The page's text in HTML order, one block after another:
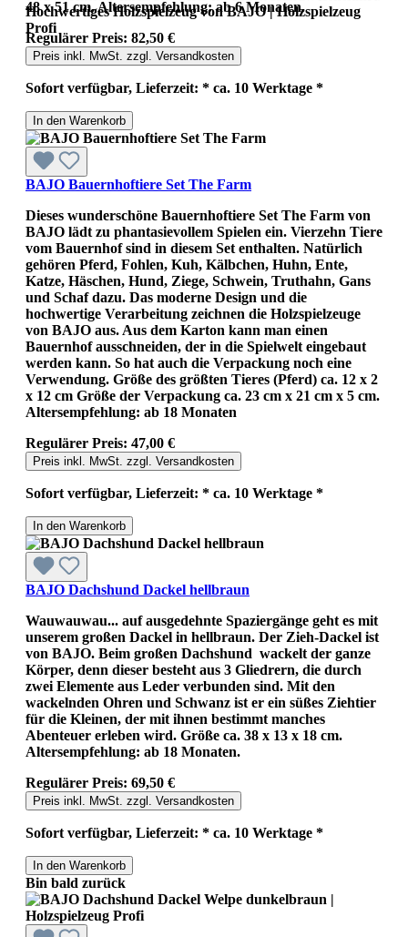
Hochwertiges Holzspielzeug von BAJO | Holzspielzeug
Profi
48 x 51 cm. Altersempfehlung: ab 6 Monaten.
Regulärer Preis: 82,50 €
Preis inkl. MwSt. zzgl. Versandkosten
Sofort verfügbar, Lieferzeit: * ca. 10 Werktage *
In den Warenkorb
BAJO Bauernhoftiere Set The Farm
Dieses wunderschöne Bauernhoftiere Set The Farm von
BAJO lädt zu phantasievollem Spielen ein. Vierzehn Tiere
vom Bauernhof sind in diesem Set enthalten. Natürlich
gehören Pferd, Fohlen, Kuh, Kälbchen, Huhn, Ente,
Katze, Häschen, Hund, Ziege, Schwein, Truthahn, Gans
und Schaf dazu. Das moderne Design und die
hochwertige Verarbeitung zeichnen die Holzspielzeuge
von BAJO aus. Aus dem Karton kann man einen
Bauernhof ausschneiden, der in die Spielwelt eingebaut
werden kann. So hat auch die Verpackung noch eine
Verwendung. Größe des größten Tieres (Pferd) ca. 12 x 2
x 12 cm Größe der Verpackung ca. 23 cm x 21 cm x 5 cm.
Altersempfehlung: ab 18 Monaten
Regulärer Preis: 47,00 €
Preis inkl. MwSt. zzgl. Versandkosten
Sofort verfügbar, Lieferzeit: * ca. 10 Werktage *
In den Warenkorb
BAJO Dachshund Dackel hellbraun
Wauwauwau... auf ausgedehnte Spaziergänge geht es mit
unserem großen Dackel in hellbraun. Der Zieh-Dackel ist
von BAJO. Beim großen Dachshund wackelt der ganze
Körper, denn dieser besteht aus 3 Gliedrern, die durch
zwei Elemente aus Leder verbunden sind. Mit den
wackelnden Ohren und Schwanz ist er ein süßes Ziehtier
für die Kleinen, der mit ihnen bestimmt manches
Abenteuer erleben wird. Größe ca. 38 x 13 x 18 cm.
Altersempfehlung: ab 18 Monaten.
Regulärer Preis: 69,50 €
Preis inkl. MwSt. zzgl. Versandkosten
Sofort verfügbar, Lieferzeit: * ca. 10 Werktage *
In den Warenkorb
Bin bald zurück